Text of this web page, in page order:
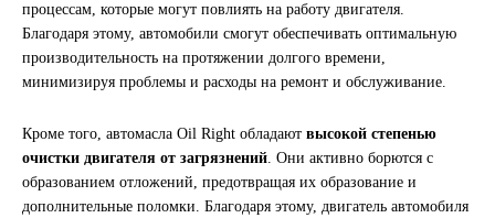
BP VISCO
ГАЗПРОМ
ЛУКОЙЛ
Новоуфимский НПЗ
процессам, которые могут повлиять на работу двигателя.
Благодаря этому, автомобили смогут обеспечивать оптимальную
производительность на протяжении долгого времени,
минимизируя проблемы и расходы на ремонт и обслуживание.
Кроме того, автомасла Oil Right обладают высокой степенью
очистки двигателя от загрязнений. Они активно борются с
образованием отложений, предотвращая их образование и
дополнительные поломки. Благодаря этому, двигатель автомобиля